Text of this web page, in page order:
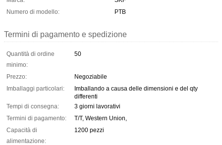
Numero di modello:
PTB
Termini di pagamento e spedizione
Quantità di ordine
minimo:
50
Prezzo:
Negoziabile
Imballaggi particolari:
Imballando a causa delle dimensioni e del qty
differenti
Tempi di consegna:
3 giorni lavorativi
Termini di pagamento:
T/T, Western Union,
Capacità di
alimentazione:
1200 pezzi